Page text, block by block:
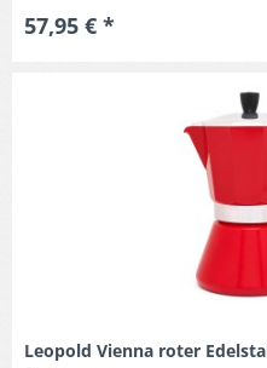
57,95 € *
Leopold Vienna roter